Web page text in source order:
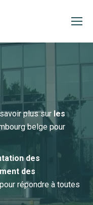
plus sur les
belge pour
des
des
répondre à toutes